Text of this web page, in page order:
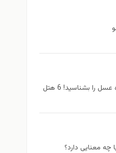
بهترین هتل تهران برای ماه عسل را بشناسید! 6 هتل
معنایی دارد؟